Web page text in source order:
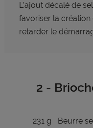
L’ajout décalé de
favoriser la création
retarder le
2 -
231 g
Beurre